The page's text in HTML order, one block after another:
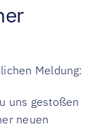
Meldung:
uns gestoßen
neuen